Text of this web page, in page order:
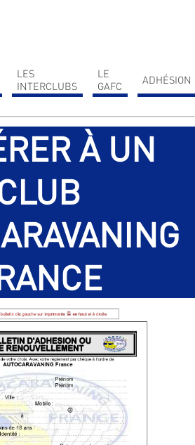
En continuant à naviguer, vous nous autorisez à
mesure d'audience.
LES
INTERCLUBS
LE
GAFC
ADHÉSION
À UN